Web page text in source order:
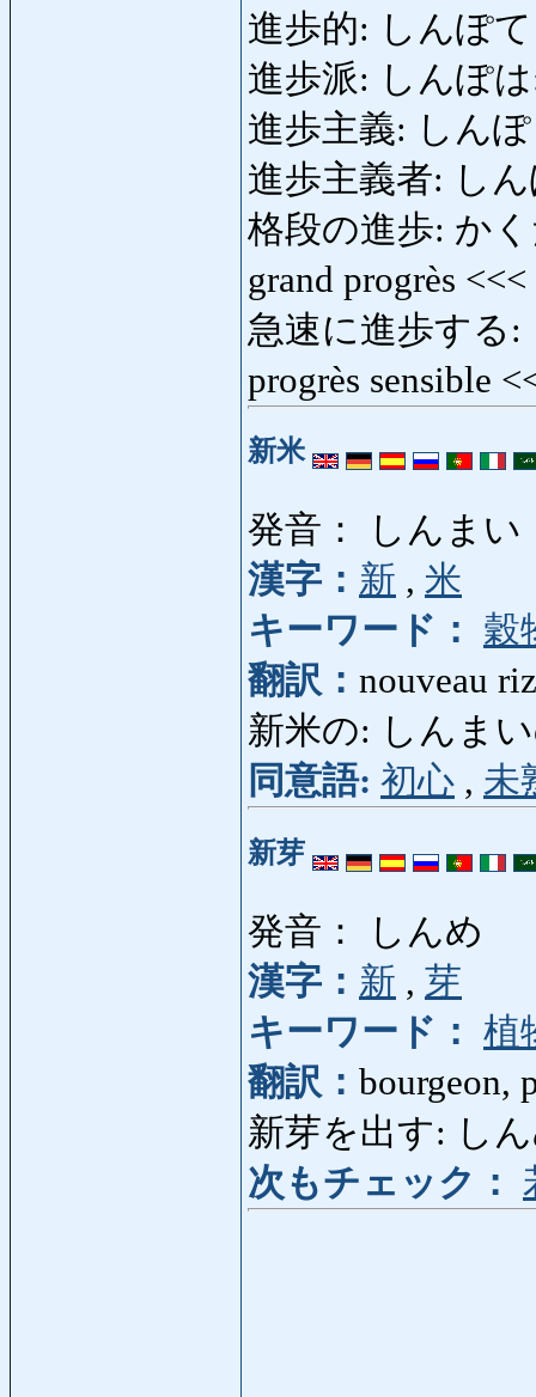
進歩的: しんぽて
進歩派: しんぽは
進歩主義: しん
進歩主義者: し
格段の進歩: かく
grand progrès <<<
急速に進歩する:
progrès sensible
新米
発音： しんまい
漢字： 新 , 米
キーワード：
穀
翻訳： nouveau
新米の: しんまい
同意語: 初心 , 未
新芽
発音： しんめ
漢字： 新 , 芽
キーワード： 植
翻訳： bourgeon,
新芽を出す: し
次もチェック：